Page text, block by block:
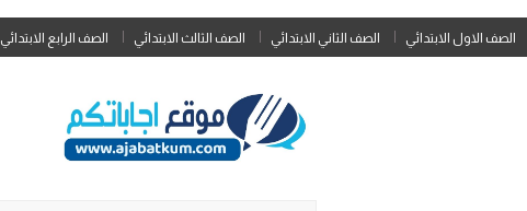
الصف الاول الابتدائي الصف الثاني الابتدائي الصف الثالث الابتدائي الصف الرابع الابتدائي